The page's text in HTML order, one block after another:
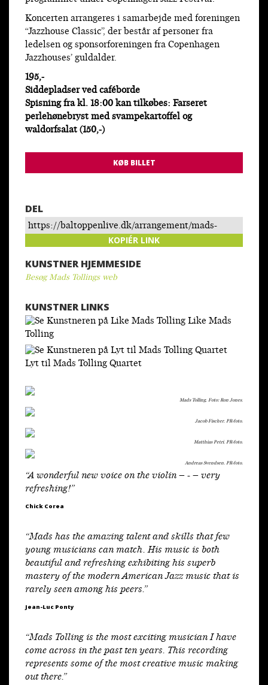
Koncerten arrangeres i samarbejde med foreningen
“Jazzhouse Classic”, der består af personer fra
ledelsen og sponsorforeningen fra Copenhagen
Jazzhouses’ guldalder.
195,-
Siddepladser ved caféborde
Spisning fra kl. 18:00 kan tilkøbes: Farseret
perlehønebryst med svampekartoffel og
waldorfsalat (150,-)
KØB BILLET
DEL
https://baltoppenlive.dk/arrangement/mads-
tolling-quartet-feat-jacob-fischer-svend-asmussen-
KOPIÉR LINK
KUNSTNER HJEMMESIDE
Besøg Mads Tollings web
KUNSTNER LINKS
Like Mads
Tolling
Lyt til Mads Tolling Quartet
Mads Tolling. Foto: Ron Jones.
Jacob Fischer. PR-foto.
Matthias Petri. PR-foto.
Andreas Svendsen. PR-foto.
“A wonderful new voice on the violin – - – very
refreshing!”
Chick Corea
“Mads has the amazing talent and skills that few
young musicians can match. His music is both
beautiful and refreshing exhibiting his superb
mastery of the modern American Jazz music that is
rarely seen among his peers.”
Jean-Luc Ponty
“Mads Tolling is the most exciting musician I have
come across in the past ten years. This recording
represents some of the most creative music making
out there.”